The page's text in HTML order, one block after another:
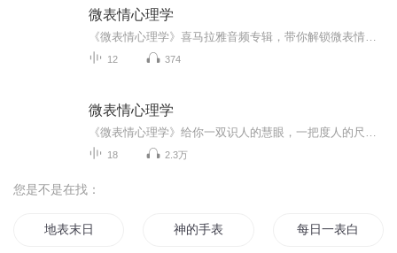
微表情心理学
12 374
微表情心理学
18 2.3万
您是不是在找：
地表末日 神的手表 每日一表白